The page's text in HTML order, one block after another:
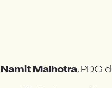
Namit Malhotra, PDG